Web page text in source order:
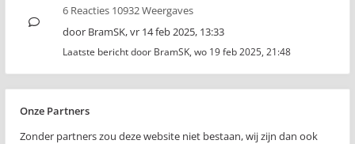
6 Reacties 10932 Weergaves
door BramSK,vr 14 feb 2025, 13:33
Laatste bericht door BramSK, wo 19 feb 2025, 21:48
Onze Partners
Zonder partners zou deze website niet bestaan, wij zijn dan ook